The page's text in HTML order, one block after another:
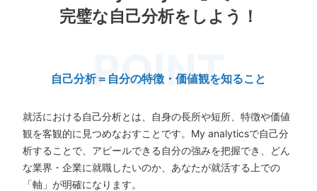
完璧な自己分析をしよう！
自己分析＝自分の特徴・価値観を知ること
就活における自己分析とは、自身の長所や短所、特徴や価値
観を客観的に見つめなおすことです。My analyticsで自己分
析することで、アピールできる自分の強みを把握でき、どん
な業界・企業に就職したいのか、あなたが就活する上での
「軸」が明確になります。